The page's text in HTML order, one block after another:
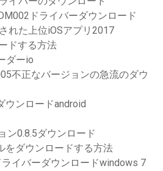
ドライバーダウンロード
れた上位iOSアプリ2017
ドする方法
ダーio
不正なバージョンの急流のダウ
ウンロードandroid
ン0.8.5ダウンロード
をダウンロードする方法
イバーダウンロードwindows 7